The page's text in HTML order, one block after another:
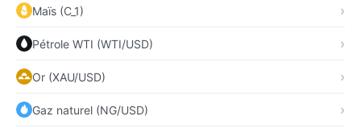
Maïs (C_1)
Pétrole WTI (WTI/USD)
Or (XAU/USD)
Gaz naturel (NG/USD)